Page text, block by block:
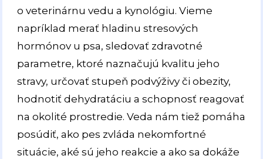
o veterinárnu vedu a kynológiu. Vieme
napríklad merať hladinu stresových
hormónov u psa, sledovať zdravotné
parametre, ktoré naznačujú kvalitu jeho
stravy, určovať stupeň podvýživy či obezity,
hodnotiť dehydratáciu a schopnosť reagovať
na okolité prostredie. Veda nám tiež pomáha
posúdiť, ako pes zvláda nekomfortné
situácie, aké sú jeho reakcie a ako sa dokáže